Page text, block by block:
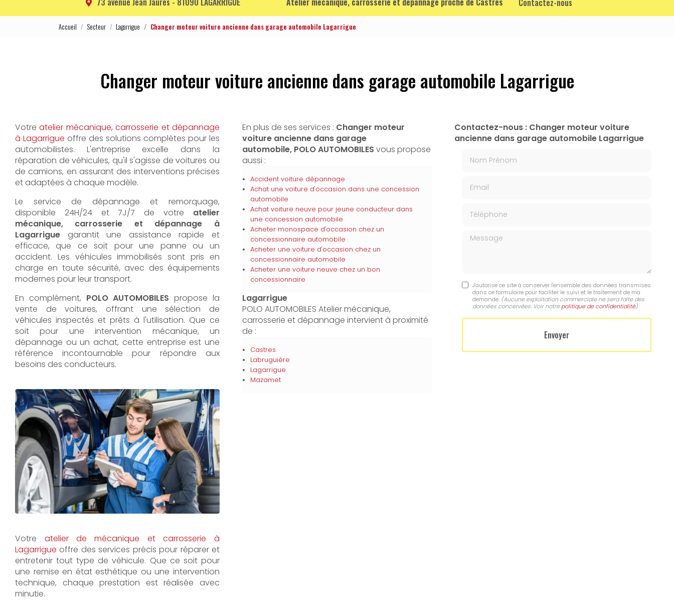
Contactez-nous
Accueil Secteur Lagarrigue Changer moteur voiture ancienne dans garage automobile Lagarrigue
Changer moteur voiture ancienne dans garage automobile Lagarrigue
Votreatelier mécanique, carrosserie et dépannage
à Lagarrigue offre des solutions complètes pour les
automobilistes. L'entreprise excelle dans la
réparation de véhicules, qu'il s'agisse de voitures ou
de camions, en assurant des interventions précises
et adaptées à chaque modèle.
Le service de dépannage et remorquage,
disponible 24H/24 et 7J/7 de votre atelier
mécanique, carrosserie et dépannage à
Lagarrigue garantit une assistance rapide et
efficace, que ce soit pour une panne ou un
accident. Les véhicules immobilisés sont pris en
charge en toute sécurité, avec des équipements
modernes pour leur transport.
En complément, POLO AUTOMOBILES propose la
vente de voitures, offrant une sélection de
véhicules inspectés et prêts à l'utilisation. Que ce
soit pour une intervention mécanique, un
dépannage ou un achat, cette entreprise est une
référence incontournable pour répondre aux
besoins des conducteurs.
Votre atelier de mécanique et carrosserie à
Lagarrigue offre des services précis pour réparer et
entretenir tout type de véhicule. Que ce soit pour
une remise en état esthétique ou une intervention
technique, chaque prestation est réalisée avec
minutie.
En plus de ses services : Changer moteur
voiture ancienne dans garage
automobile, POLO AUTOMOBILES vous propose
aussi :
Accident voiture dépannage
Achat une voiture d'occasion dans une concession
automobile
Achat voiture neuve pour jeune conducteur dans
une concession automobile
Acheter monospace d'occasion chez un
concessionnaire automobile
Acheter une voiture d'occasion chez un
concessionnaire automobile
Acheter une voiture neuve chez un bon
concessionnaire
Lagarrigue
POLO AUTOMOBILES Atelier mécanique,
carrosserie et dépannage intervient à proximité
de :
Castres
Labruguière
Lagarrigue
Mazamet
Contactez-nous : Changer moteur voiture
ancienne dans garage automobile Lagarrigue
Message
J'autorise ce site à conserver l'ensemble des données transmises
dans ce formulaire pour faciliter le suivi et le traitement de ma
demande. (Aucune exploitation commerciale ne sera faite des
données concervées. Voir notre politique de confidentialité)